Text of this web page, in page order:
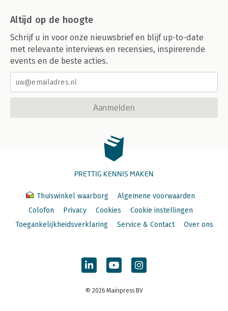
Altijd op de hoogte
Schrijf u in voor onze nieuwsbrief en blijf up-to-date
met relevante interviews en recensies, inspirerende
events en de beste acties.
Aanmelden
PRETTIG KENNIS MAKEN
Thuiswinkel waarborg
Algemene voorwaarden
Colofon
Privacy Cookies
Cookie instellingen
Toegankelijkheidsverklaring
Service & Contact Over ons
© 2026 Mainpress BV